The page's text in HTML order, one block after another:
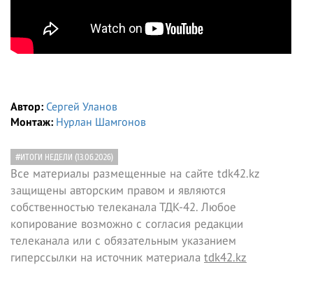
Автор: Сергей Уланов
Монтаж: Нурлан Шамгонов
#ИТОГИ НЕДЕЛИ (13.06.2026)
Все материалы размещенные на сайте tdk42.kz
защищены авторским правом и являются
собственностью телеканала ТДК-42. Любое
копирование возможно с согласия редакции
телеканала или с обязательным указанием
гиперссылки на источник материала tdk42.kz